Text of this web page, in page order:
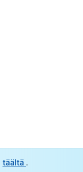
täältä .